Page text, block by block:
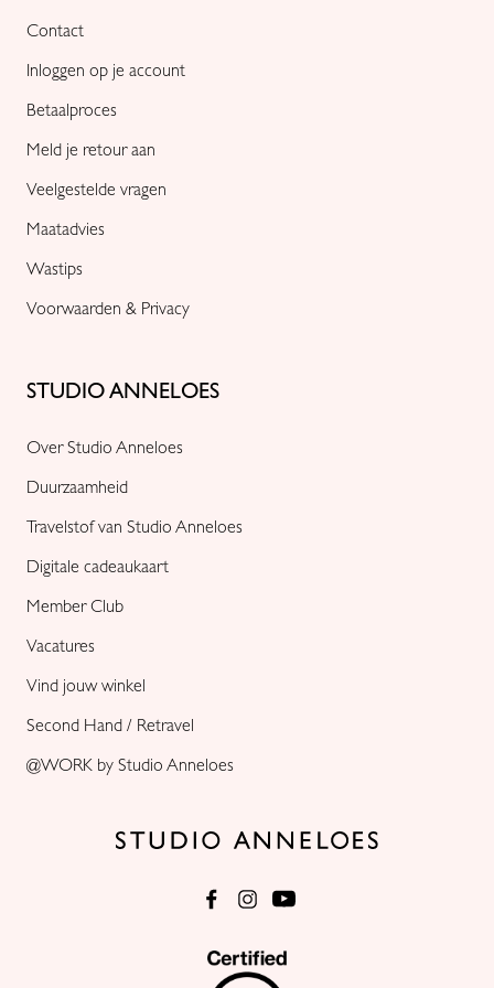
STUDIO ANNELOES
Over Studio Anneloes
Duurzaamheid
Travelstof van Studio Anneloes
Digitale cadeaukaart
Member Club
Vacatures
Vind jouw winkel
Second Hand / Retravel
@WORK by Studio Anneloes
Contact
Inloggen op je account
Betaalproces
Meld je retour aan
Veelgestelde vragen
Maatadvies
Wastips
Voorwaarden & Privacy